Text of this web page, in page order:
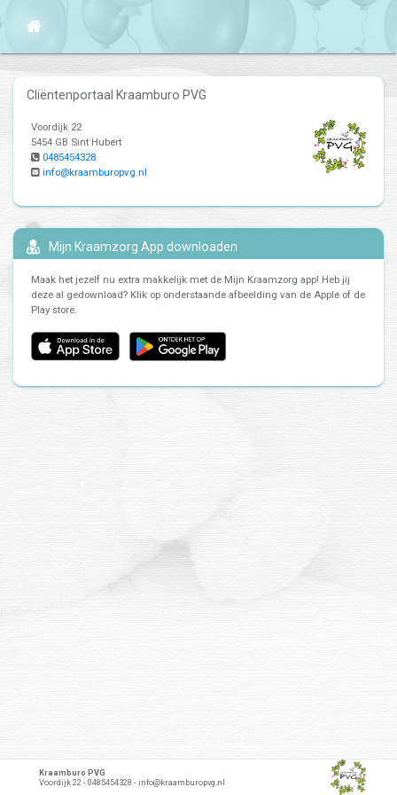
Cliëntenportaal Kraamburo PVG
Voordijk 22
5454 GB Sint Hubert
0485454328
info@kraamburopvg.nl
Mijn Kraamzorg App downloaden
Maak het jezelf nu extra makkelijk met de Mijn Kraamzorg app! Heb jij
deze al gedownload? Klik op onderstaande afbeelding van de Apple of de
Play store.
Kraamburo PVG
Voordijk 22 - 0485454328 - info@kraamburopvg.nl